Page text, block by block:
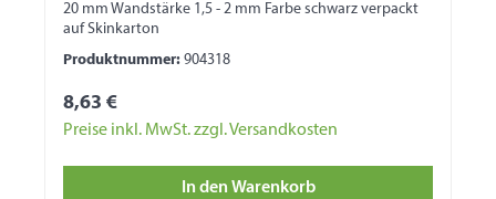
20 mm Wandstärke 1,5 - 2 mm Farbe schwarz verpackt
auf Skinkarton
Produktnummer: 904318
8,63 €
Preise inkl. MwSt. zzgl. Versandkosten
In den Warenkorb